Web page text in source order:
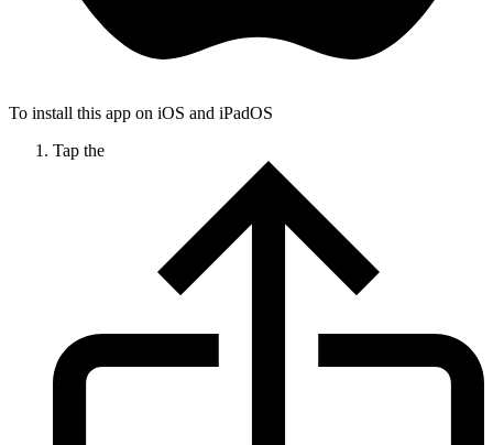
To install this app on iOS and iPadOS
Tap the